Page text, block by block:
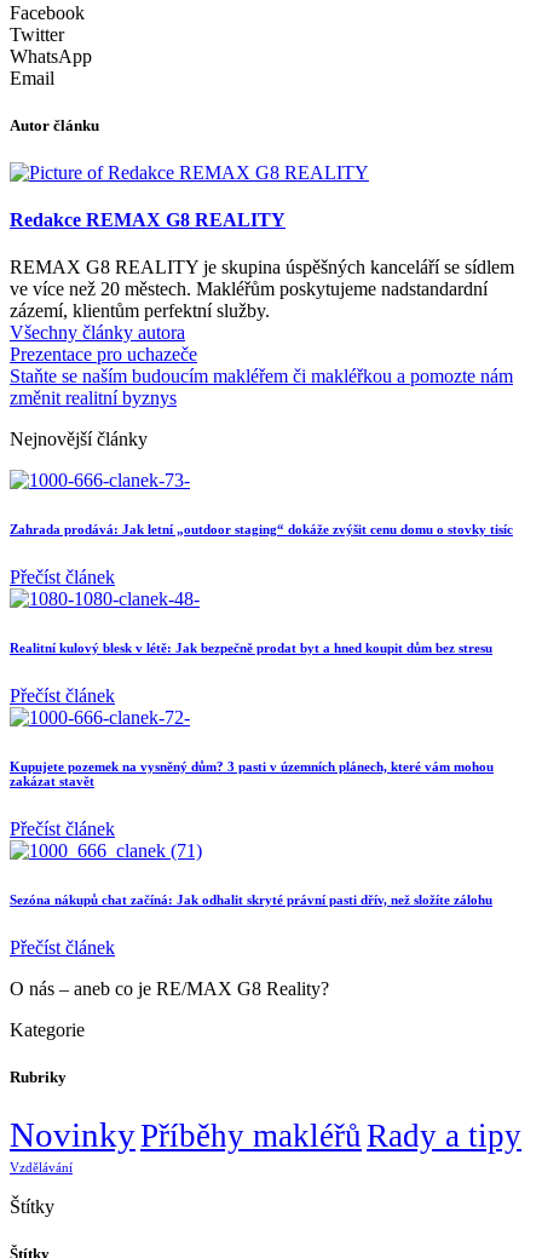
Facebook
Twitter
WhatsApp
Email
Autor článku
Redakce REMAX G8 REALITY
REMAX G8 REALITY je skupina úspěšných kanceláří se sídlem
ve více než 20 městech. Makléřům poskytujeme nadstandardní
zázemí, klientům perfektní služby.
Všechny články autora
Prezentace pro uchazeče
Staňte se naším budoucím makléřem či makléřkou a pomozte nám
změnit realitní byznys
Nejnovější články
Zahrada prodává: Jak letní „outdoor staging“ dokáže zvýšit cenu domu o stovky tisíc
Přečíst článek
Realitní kulový blesk v létě: Jak bezpečně prodat byt a hned koupit dům bez stresu
Přečíst článek
Kupujete pozemek na vysněný dům? 3 pasti v územních plánech, které vám mohou
zakázat stavět
Přečíst článek
Sezóna nákupů chat začíná: Jak odhalit skryté právní pasti dřív, než složíte zálohu
Přečíst článek
O nás – aneb co je RE/MAX G8 Reality?
Kategorie
Rubriky
NovinkyPříběhy makléřů Rady a tipy
Vzdělávání
Štítky
Štítky